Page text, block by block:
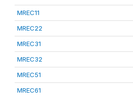
MREC11
MREC22
MREC31
MREC32
MREC51
MREC61